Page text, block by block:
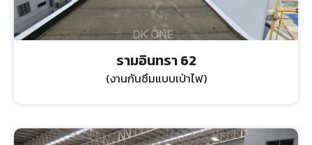
รามอินทรา 62
(งานกันซึมแบบเป่าไฟ)